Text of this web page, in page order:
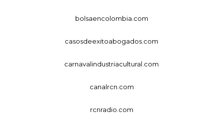
bolsaencolombia.com
casosdeexitoabogados.com
carnavalindustriacultural.com
canalrcn.com
rcnradio.com